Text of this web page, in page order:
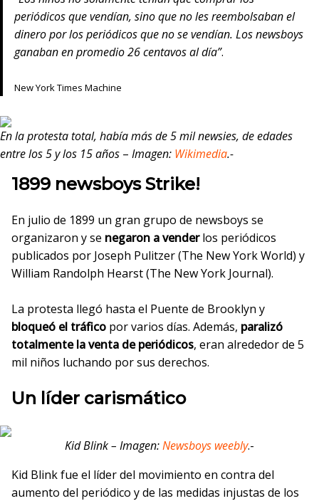
periódicos que vendían, sino que no les reembolsaban el
dinero por los periódicos que no se vendían. Los newsboys
ganaban en promedio 26 centavos al día .
New York Times Machine
En la protesta total, había más de 5 mil newsies, de edades
entre los 5 y los 15 años – Imagen: Wikimedia.-
1899 newsboys Strike!
En julio de 1899 un gran grupo de newsboys se
organizaron y se negaron a venderlos periódicos
publicados por Joseph Pulitzer (The New York World) y
William Randolph Hearst (The New York Journal).
La protesta llegó hasta el Puente de Brooklyn y
bloqueó el tráfico por varios días. Además, paralizó
totalmente la venta de periódicos, eran alrededor de 5
mil niños luchando por sus derechos.
Un líder carismático
Kid Blink – Imagen:Newsboys weebly.-
Kid Blink fue el líder del movimiento en contra del
aumento del periódico y de las medidas injustas de los